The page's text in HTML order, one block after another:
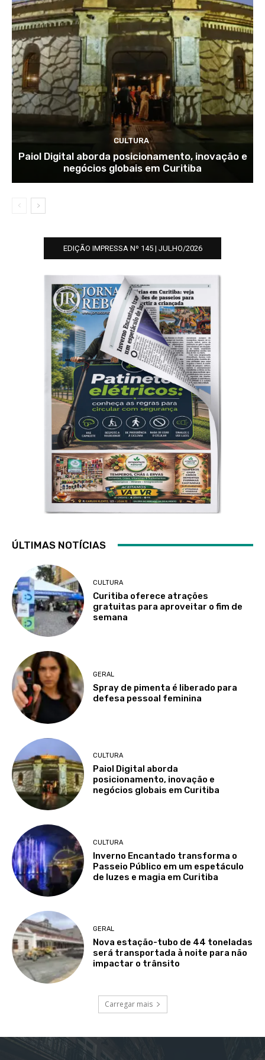
CULTURA
Paiol Digital aborda posicionamento, inovação e
negócios globais em Curitiba
EDIÇÃO IMPRESSA Nº 145 | JULHO/2026
ÚLTIMAS NOTÍCIAS
CULTURA
Curitiba oferece atrações
gratuitas para aproveitar o fim de
semana
GERAL
Spray de pimenta é liberado para
defesa pessoal feminina
CULTURA
Paiol Digital aborda
posicionamento, inovação e
negócios globais em Curitiba
CULTURA
Inverno Encantado transforma o
Passeio Público em um espetáculo
de luzes e magia em Curitiba
GERAL
Nova estação-tubo de 44 toneladas
será transportada à noite para não
impactar o trânsito
Carregar mais